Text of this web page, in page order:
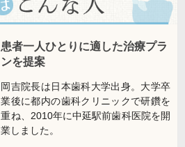
患者一人ひとりに適した治療プラ
ンを提案
岡吉院長は日本歯科大学出身。大学卒
業後に都内の歯科クリニックで研鑽を
重ね、2010年に中延駅前歯科医院を開
業しました。